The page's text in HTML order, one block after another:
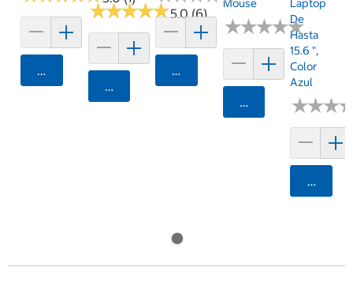
Agregar
★★★★★
★★★★★5.0 (6)
Agregar
Agregar
Mouse
★★★★★
★★★★★
Agregar
Laptop
De
Hasta
15.6 ",
Color
Azul
★★★
★★★